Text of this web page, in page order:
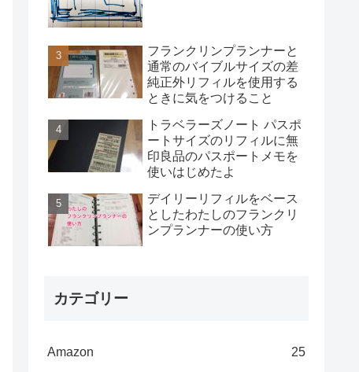
フランクリンプランナーと
通常のバイブルサイズの差
純正外リフィルを使用する
ときに気をつけること
トラベラーズノート パスポ
ートサイズのリフィルに無
印良品のパスポートメモを
使いはじめたよ
デイリーリフィルをベース
としたわたしのフランクリ
ンプランナーの使い方
カテゴリー
Amazon 25